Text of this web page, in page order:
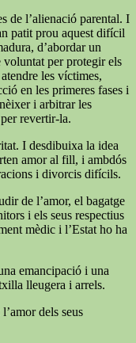
de l’alienació parental. I
patit prou aquest difícil
d’abordar un
per protegir els
les víctimes,
en les primeres fases i
i arbitrar les
revertir-la.
I desdibuixa la idea
amor al fill, i ambdós
i divorcis difícils.
de l’amor, el bagatge
i els seus respectius
mèdic i l’Estat ho ha
emancipació i una
lleugera i arrels.
dels seus